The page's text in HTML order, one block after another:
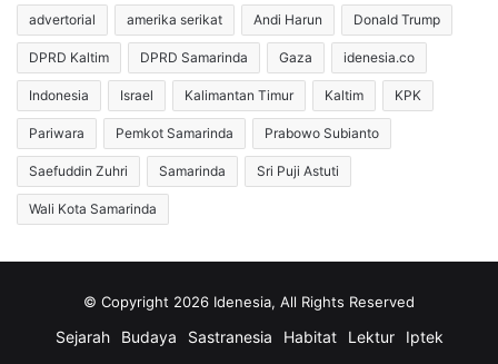
Alasan Utama Penolakan:
Kapitulasi Wilayah dan Militer
Negara-negara Eropa menilai draf rencana damai ini secara
umum merupakan bentuk kapitulasi atau ketundukan
terhadap tuntutan Rusia. Faktanya, proposal tersebut
menyertakan klausul yang secara nyata merugikan
kedaulatan Ukraina.
Klausul tersebut mencakup penyerahan sejumlah wilayah
Ukraina serta pemangkasan drastis jumlah personel
advertorial amerika serikat Andi Harun Donald Trump
DPRD Kaltim DPRD Samarinda Gaza idenesia.co
Indonesia Israel Kalimantan Timur Kaltim KPK
Pariwara Pemkot Samarinda Prabowo Subianto
Saefuddin Zuhri Samarinda Sri Puji Astuti
Wali Kota Samarinda
© Copyright 2026 Idenesia, All Rights Reserved
Sejarah Budaya Sastranesia Habitat Lektur
Iptek